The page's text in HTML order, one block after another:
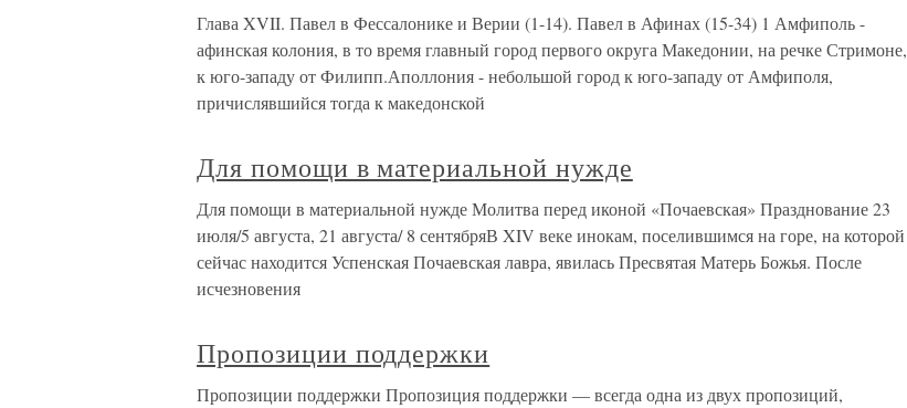
Глава XVII. Павел в Фессалонике и Верии (1-14). Павел в Афинах (15-34) 1 Амфиполь -
афинская колония, в то время главный город первого округа Македонии, на речке Стримоне,
к юго-западу от Филипп.Аполлония - небольшой город к юго-западу от Амфиполя,
причислявшийся тогда к македонской
Для помощи в материальной нужде
Для помощи в материальной нужде Молитва перед иконой «Почаевская» Празднование 23
июля/5 августа, 21 августа/ 8 сентябряВ XIV веке инокам, поселившимся на горе, на которой
сейчас находится Успенская Почаевская лавра, явилась Пресвятая Матерь Божья. После
исчезновения
Пропозиции поддержки
Пропозиции поддержки Пропозиция поддержки — всегда одна из двух пропозиций,